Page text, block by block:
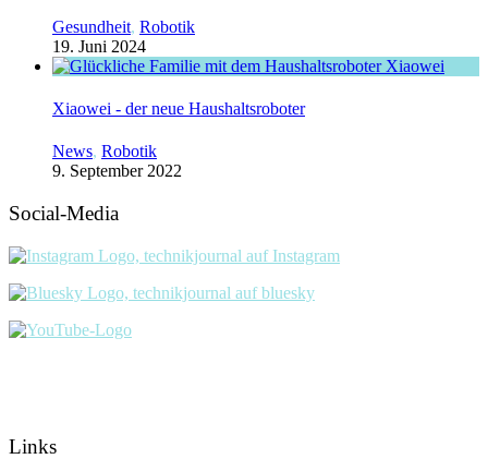
Gesundheit, Robotik
19. Juni 2024
Xiaowei - der neue Haushaltsroboter
News, Robotik
9. September 2022
Social-Media
Links